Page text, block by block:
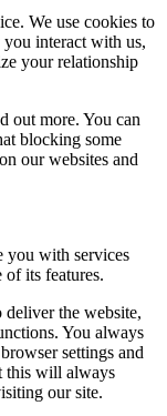
We use cookies to
interact with us,
your relationship
out more. You can
blocking some
our websites and
you with services
of its features.
deliver the website,
You always
settings and
this will always
our site.